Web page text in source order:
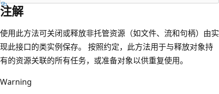
注解
使用此方法可关闭或释放非托管资源（如文件、流和句柄）由实
现此接口的类实例保存。 按照约定，此方法用于与释放对象持
有的资源关联的所有任务，或准备对象以供重复使用。
Warning